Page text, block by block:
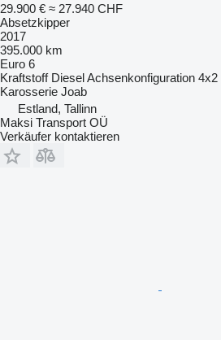
29.900 € ≈ 27.940 CHF
Absetzkipper
2017
395.000 km
Euro 6
Kraftstoff DieselAchsenkonfiguration 4x2
Karosserie Joab
Estland, Tallinn
Maksi Transport OÜ
Verkäufer kontaktieren